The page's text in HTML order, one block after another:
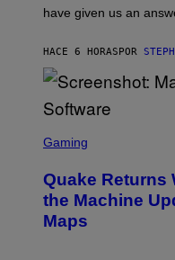
C
P
P
E
/
E
T
Y
I
M
A
G
have given us an
HACE 6 HORAS POR
C
E
N
S
H
Gaming
Quake Returns
the Machine
Maps